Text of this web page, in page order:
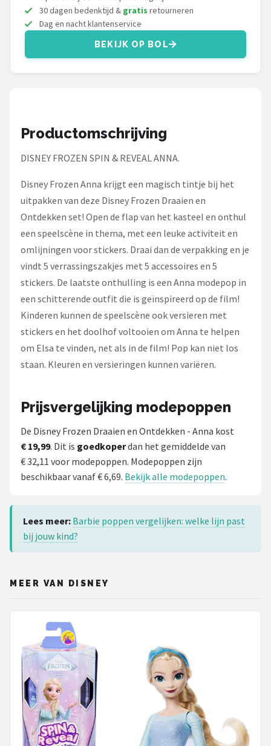
Heless
30 dagen bedenktijd & gratis retourneren
Dag en nacht klantenservice
BEKIJK OP BOL
Productomschrijving
DISNEY FROZEN SPIN & REVEAL ANNA.
Disney Frozen Anna krijgt een magisch tintje bij het
uitpakken van deze Disney Frozen Draaien en
Ontdekken set! Open de flap van het kasteel en onthul
een speelscène in thema, met een leuke activiteit en
omlijningen voor stickers. Draai dan de verpakking en je
vindt 5 verrassingszakjes met 5 accessoires en 5
stickers. De laatste onthulling is een Anna modepop in
een schitterende outfit die is geïnspireerd op de film!
Kinderen kunnen de speelscène ook versieren met
stickers en het doolhof voltooien om Anna te helpen
om Elsa te vinden, net als in de film! Pop kan niet los
staan. Kleuren en versieringen kunnen variëren.
Prijsvergelijking modepoppen
De Disney Frozen Draaien en Ontdekken - Anna kost
€ 19,99. Dit is goedkoperdan het gemiddelde van
€ 32,11 voor modepoppen. Modepoppen zijn
beschikbaar vanaf € 6,69. Bekijk alle modepoppen.
Lees meer: Barbie poppen vergelijken: welke lijn past
bij jouw kind?
MEER VAN DISNEY